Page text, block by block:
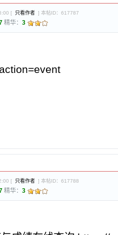
[ 只看作者 ] 本帖ID：617787
精华： 3
[ 只看作者 ] 本帖ID：617788
精华： 3